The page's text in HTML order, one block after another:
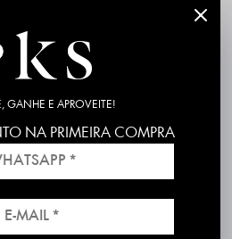
compras acima de R$199
para RS, SC, PR e SP
1ª Troca é Grátis!
GANHE E APROVEITE!
NA PRIMEIRA COMPRA